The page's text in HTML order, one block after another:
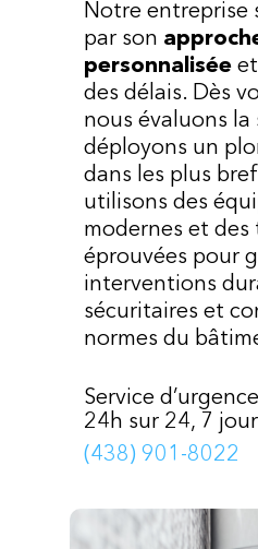
Notre entreprise
par son
personnalisée
des délais. Dès
nous évaluons
déployons un
dans les plus
utilisons des
modernes et des
éprouvées pour
interventions
sécuritaires et
normes du
Service
24h sur 24, 7
(438) 901-8022